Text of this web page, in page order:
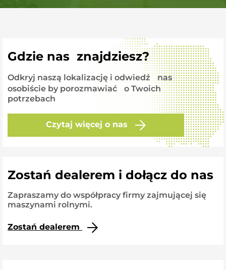
Gdzie nas znajdziesz?
Odkryj naszą lokalizację i odwiedź nas
osobiście by porozmawiać o Twoich
potrzebach
Czytaj więcej o nas
Zostań dealerem i dołącz do nas
Zapraszamy do współpracy firmy zajmującej się
maszynami rolnymi.
Zostań dealerem